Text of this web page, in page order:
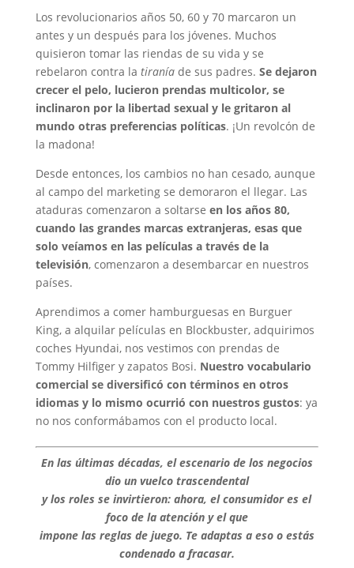
Los revolucionarios años 50, 60 y 70 marcaron un
antes y un después para los jóvenes. Muchos
quisieron tomar las riendas de su vida y se
rebelaron contra la tiraníade sus padres. Se dejaron
crecer el pelo, lucieron prendas multicolor, se
inclinaron por la libertad sexual y le gritaron al
mundo otras preferencias políticas. ¡Un revolcón de
la madona!
Desde entonces, los cambios no han cesado, aunque
al campo del marketing se demoraron el llegar. Las
ataduras comenzaron a soltarse en los años 80,
cuando las grandes marcas extranjeras, esas que
solo veíamos en las películas a través de la
televisión, comenzaron a desembarcar en nuestros
países.
Aprendimos a comer hamburguesas en Burguer
King, a alquilar películas en Blockbuster, adquirimos
coches Hyundai, nos vestimos con prendas de
Tommy Hilfiger y zapatos Bosi. Nuestro vocabulario
comercial se diversificó con términos en otros
idiomas y lo mismo ocurrió con nuestros gustos: ya
no nos conformábamos con el producto local.
En las últimas décadas, el escenario de los negocios
dio un vuelco trascendental
y los roles se invirtieron: ahora, el consumidor es el
foco de la atención y el que
impone las reglas de juego. Te adaptas a eso o estás
condenado a fracasar.